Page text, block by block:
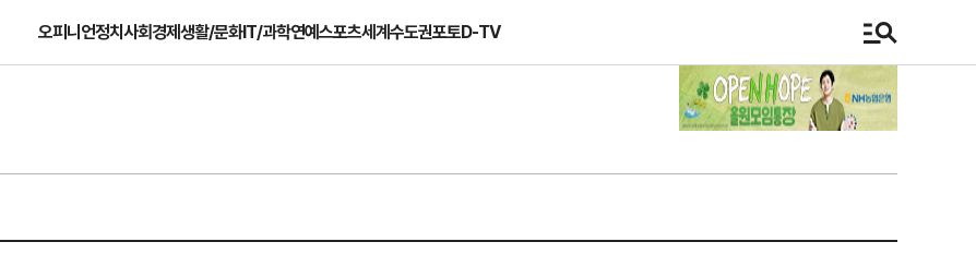
오피니언정치사회경제생활/문화IT/과학연예스포츠세계수도권포토D-TV